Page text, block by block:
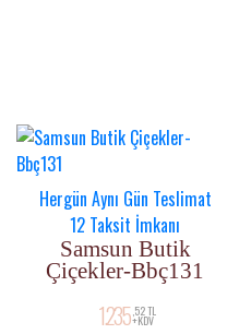
Hergün Aynı Gün Teslimat
12 Taksit İmkanı
Samsun Butik
Çiçekler-Bbç131
1.235 ,52 TL
+KDV